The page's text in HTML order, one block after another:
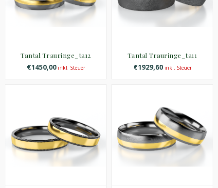
Tantal Trauringe_ta12
€1450,00inkl. Steuer
Tantal Trauringe_ta11
€1929,60inkl. Steuer